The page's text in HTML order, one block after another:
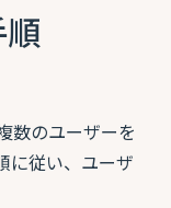
数のユーザーを
に従い、ユーザ